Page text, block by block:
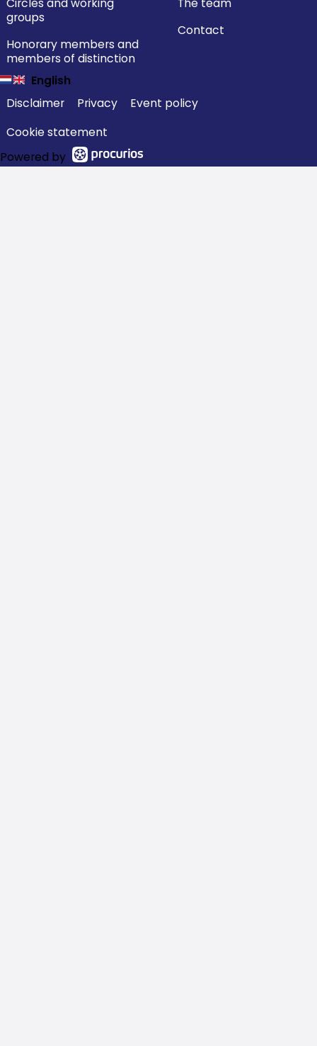
groups
Honorary members and
members of distinction
Contact
English
Disclaimer
Privacy
Event policy
Cookie statement
Powered by